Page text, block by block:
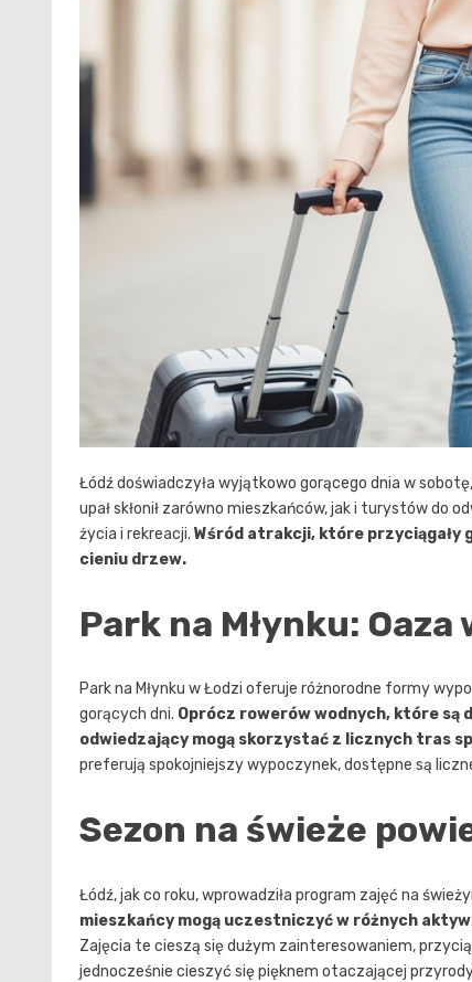
Łódź doświadczyła wyjątkowo gorącego dnia w
upał skłonił zarówno mieszkańców, jak i turystów do
życia i rekreacji. Wśród atrakcji, które przyciągały
cieniu drzew.
Park na Młynku:
Park na Młynku w Łodzi oferuje różnorodne formy
gorących dni. Oprócz rowerów wodnych, które są
odwiedzający mogą skorzystać z licznych tras
preferują spokojniejszy wypoczynek, dostępne są
Sezon na świeże
Łódź, jak co roku, wprowadziła program zajęć na
mieszkańcy mogą uczestniczyć w różnych
Zajęcia te cieszą się dużym zainteresowaniem,
jednocześnie cieszyć się pięknem otaczającej